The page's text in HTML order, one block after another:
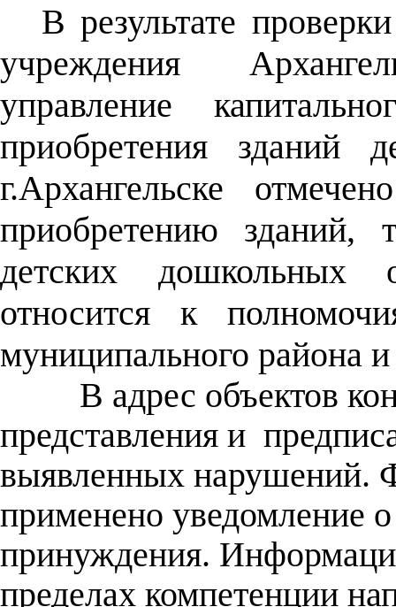
В результате
учреждения
управление
приобретения зданий
г.Архангельске
приобретению зданий,
детских дошкольных
относится к
муниципального района и
В адрес объектов
представления и
выявленных нарушений.
применено уведомление
принуждения.
пределах компетенции